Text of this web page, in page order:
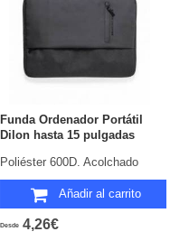
Funda Ordenador Portátil
Dilon hasta 15 pulgadas
Poliéster 600D. Acolchado
Añadir al carrito
Desde 4,26€